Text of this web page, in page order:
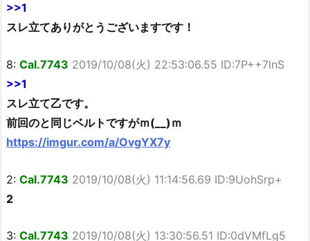
>>1
スレ立てありがとうございますです！
8: Cal.7743 2019/10/08(火) 22:53:06.55 ID:7P++7lnS
>>1
スレ立て乙です。
前回のと同じベルトですがｍ(__)ｍ
https://imgur.com/a/OvgYX7y
2: Cal.7743 2019/10/08(火) 11:14:56.69 ID:9UohSrp+
2
3: Cal.7743 2019/10/08(火) 13:30:56.51 ID:0dVMfLg5